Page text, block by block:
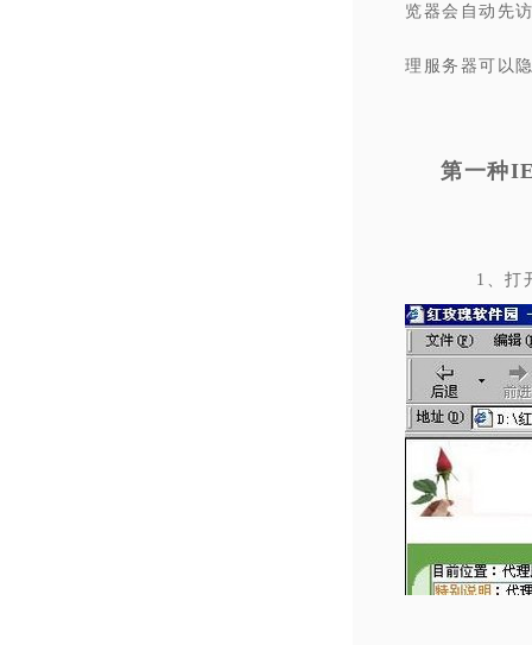
览器会自动先
理服务器可以
第一种
1、打